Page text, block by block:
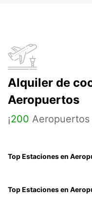
Alquiler de
Aeropuertos
¡200
Top Estaciones en
Top Estaciones en